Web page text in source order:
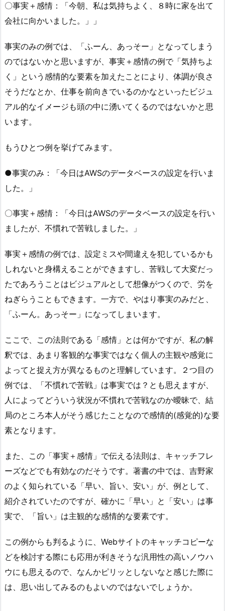
〇事実＋感情：「今朝、私は気持ちよく、８時に家を出て
会社に向かいました。」」
事実のみの例では、「ふーん、あっそー」となってしまう
のではないかと思いますが、事実＋感情の例で「気持ちよ
く」という感情的な要素を加えたことにより、体調が良さ
そうだなとか、仕事を前向きでいるのかなといったビジュ
アル的なイメージも頭の中に湧いてくるのではないかと思
います。
もうひとつ例を挙げてみます。
●事実のみ：「今日はAWSのデータベースの設定を行いま
した。」
〇事実＋感情：「今日はAWSのデータベースの設定を行い
ましたが、不慣れで苦戦しました。」
事実＋感情の例では、設定ミスや間違えを犯しているかも
しれないと身構えることができますし、苦戦して大変だっ
たであろうことはビジュアルとして想像がつくので、労を
ねぎらうこともできます。一方で、やはり事実のみだと、
「ふーん。あっそー」になってしまいます。
ここで、この法則である「感情」とは何かですが、私の解
釈では、あまり客観的な事実ではなく個人の主観や感覚に
よってと捉え方が異なるものと理解しています。２つ目の
例では、「不慣れで苦戦」は事実では？とも思えますが、
人によってどういう状況が不慣れで苦戦なのか曖昧で、結
局のところ本人がそう感じたことなので感情的(感覚的)な要
素となります。
また、この「事実＋感情」で伝える法則は、キャッチフレ
ーズなどでも有効なのだそうです。著書の中では、吉野家
のよく知られている「早い、旨い、安い」が、例として、
紹介されていたのですが、確かに「早い」と「安い」は事
実で、「旨い」は主観的な感情的な要素です。
この例からも判るように、Webサイトのキャッチコピーな
どを検討する際にも応用が利きそうな汎用性の高いノウハ
ウにも思えるので、なんかピリッとしないなと感じた際に
は、思い出してみるのもよいのではないでしょうか。